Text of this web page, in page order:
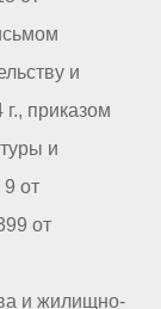
и
приказом
и
от
от
и жилищно-